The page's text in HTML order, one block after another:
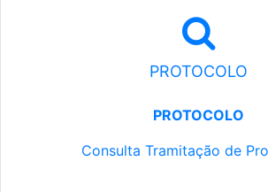
PROTOCOLO
PROTOCOLO
Consulta Tramitação de